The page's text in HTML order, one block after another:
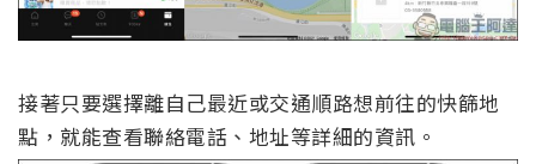
接著只要選擇離自己最近或交通順路想前往的快篩地
點，就能查看聯絡電話、地址等詳細的資訊。